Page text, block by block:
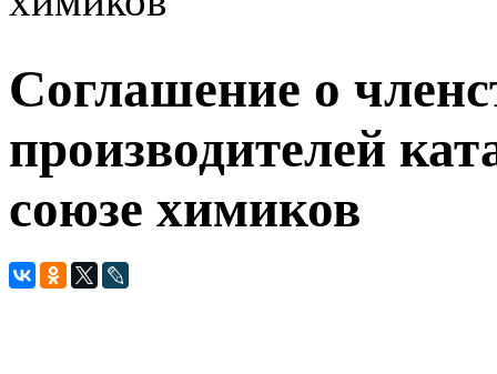
Соглашение о
производителей
союзе химиков